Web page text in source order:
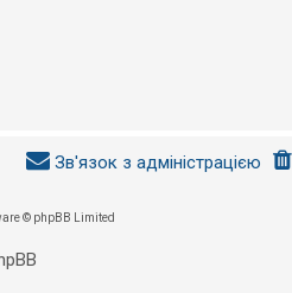
Зв'язок з адміністрацією
© phpBB Limited